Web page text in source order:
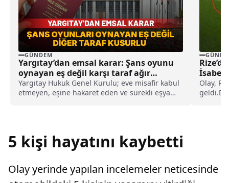
GÜNDEM
Yargıtay’dan emsal karar: Şans oyunu
oynayan eş değil karşı taraf ağır
kusurlu sayıldı
Yargıtay Hukuk Genel Kurulu; eve misafir kabul
etmeyen, eşine hakaret eden ve sürekli eşya
İsabet
Olay,
5 kişi hayatını kaybetti
Olay yerinde yapılan incelemeler neticesinde